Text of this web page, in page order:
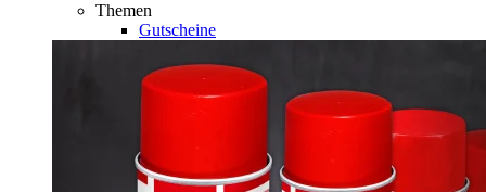
Themen
Gutscheine